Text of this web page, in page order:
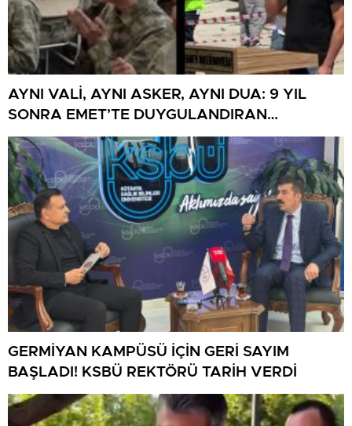
AYNI VALİ, AYNI ASKER, AYNI DUA: 9 YIL
SONRA EMET’TE DUYGULANDIRAN
BULUŞMA
GERMİYAN KAMPÜSÜ İÇİN GERİ SAYIM
BAŞLADI! KSBÜ REKTÖRÜ TARİH VERDİ